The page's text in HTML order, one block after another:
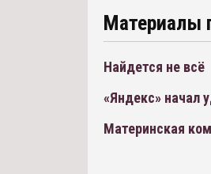
Материалы
Найдется не всё
«Яндекс» начал
Материнская